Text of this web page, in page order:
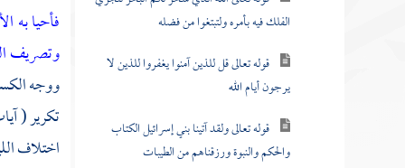
الفلك فيه بأمره ولتبتغوا من فضله
قوله تعالى قل للذين آمنوا يغفروا للذين لا
يرجون أيام الله
قوله تعالى ولقد آتينا بني إسرائيل الكتاب
والحكم والنبوة ورزقناهم من الطيبات
فأحيا به
وتصريف
ووجه
تكرير (
اختلاف